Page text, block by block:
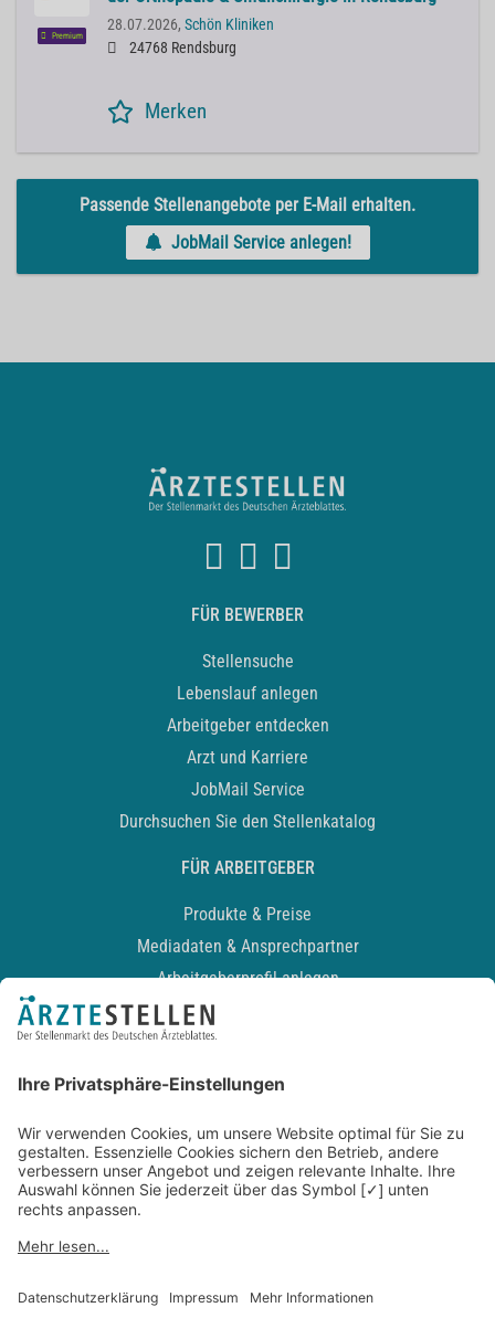
Premium
28.07.2026, Schön Kliniken
24768 Rendsburg
Merken
Passende Stellenangebote per E-Mail erhalten.
JobMail Service anlegen!
FÜR BEWERBER
Stellensuche
Lebenslauf anlegen
Arbeitgeber entdecken
Arzt und Karriere
JobMail Service
Durchsuchen Sie den Stellenkatalog
FÜR ARBEITGEBER
Produkte & Preise
Mediadaten & Ansprechpartner
Arbeitgeberprofil anlegen
Recruiting-Podcast
Kontakt
Datenschutz
Newsletter